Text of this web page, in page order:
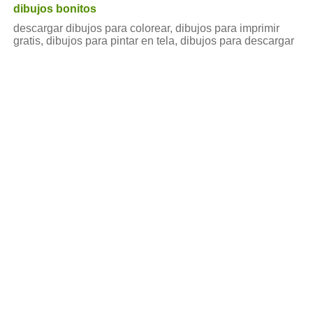
dibujos bonitos
descargar dibujos para colorear, dibujos para imprimir
gratis, dibujos para pintar en tela, dibujos para descargar